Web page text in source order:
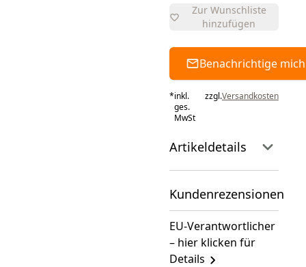
Zur Wunschliste
hinzufügen
Benachrichtige mich
*inkl.
ges.
MwSt
zzgl.Versandkosten
Artikeldetails
Kundenrezensionen
EU-Verantwortlicher
– hier klicken für
Details